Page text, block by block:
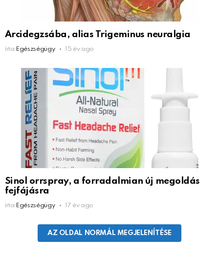
Arcidegzsába, alias Trigeminus neuralgia
írta Egészségügy 15 év ago
Sinol orrspray, a forradalmian új megoldás
fejfájásra
írta Egészségügy 17 év ago
AZ OLDAL NORMÁL MEGJELENÍTÉSE